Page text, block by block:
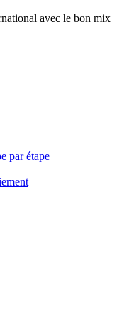
avec le bon mix
par étape